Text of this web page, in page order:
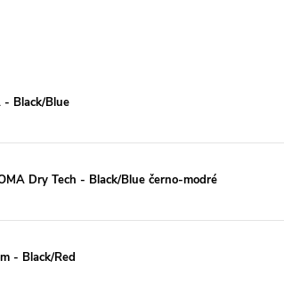
- Black/Blue
Dry Tech - Black/Blue černo-modré
- Black/Red